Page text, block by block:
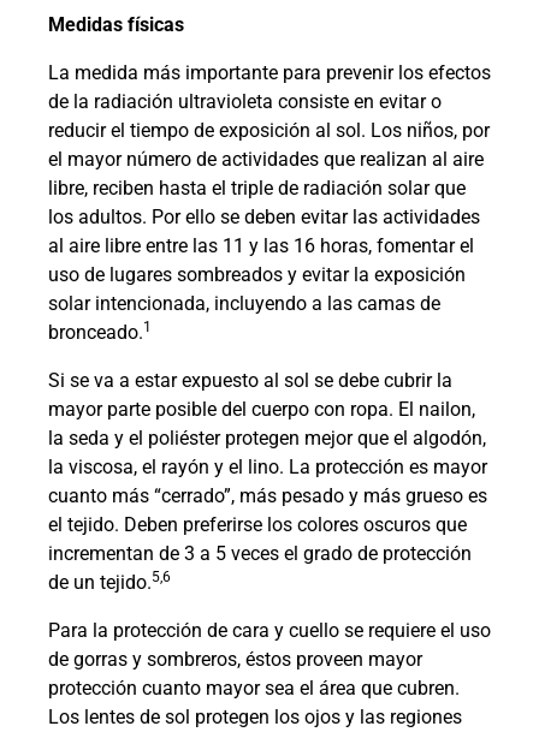
Medidas físicas
La medida más importante para prevenir los efectos
de la radiación ultravioleta consiste en evitar o
reducir el tiempo de exposición al sol. Los niños, por
el mayor número de actividades que realizan al aire
libre, reciben hasta el triple de radiación solar que
los adultos. Por ello se deben evitar las actividades
al aire libre entre las 11 y las 16 horas, fomentar el
uso de lugares sombreados y evitar la exposición
solar intencionada, incluyendo a las camas de
bronceado.1
Si se va a estar expuesto al sol se debe cubrir la
mayor parte posible del cuerpo con ropa. El nailon,
la seda y el poliéster protegen mejor que el algodón,
la viscosa, el rayón y el lino. La protección es mayor
cuanto más “cerrado”, más pesado y más grueso es
el tejido. Deben preferirse los colores oscuros que
incrementan de 3 a 5 veces el grado de protección
de un tejido.5,6
Para la protección de cara y cuello se requiere el uso
de gorras y sombreros, éstos proveen mayor
protección cuanto mayor sea el área que cubren.
Los lentes de sol protegen los ojos y las regiones